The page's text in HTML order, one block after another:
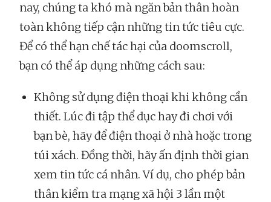
nay, chúng ta khó mà ngăn bản thân hoàn
toàn không tiếp cận những tin tức tiêu cực.
Để có thể hạn chế tác hại của doomscroll,
bạn có thể áp dụng những cách sau:
Không sử dụng điện thoại khi không cần
thiết. Lúc đi tập thể dục hay đi chơi với
bạn bè, hãy để điện thoại ở nhà hoặc trong
túi xách. Đồng thời, hãy ấn định thời gian
xem tin tức cá nhân. Ví dụ, cho phép bản
thân kiểm tra mạng xã hội 3 lần một